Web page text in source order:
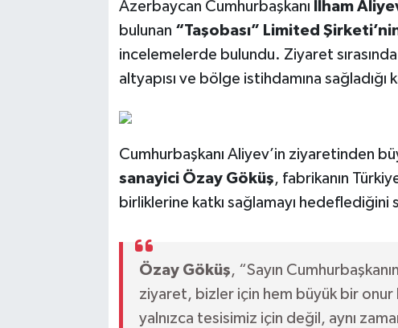
Azerbaycan Cumhurbaşkanı İlham
bulunan “Taşobası” Limited
incelemelerde bulundu. Ziyaret
altyapısı ve bölge istihdamına sağladığı
Cumhurbaşkanı Aliyev’in ziyaretinden
sanayici Özay Göküş, fabrikanın
birliklerine katkı sağlamayı hedeflediğini
Özay Göküş, “Sayın
ziyaret, bizler için hem büyük bir
yalnızca tesisimiz için değil, aynı